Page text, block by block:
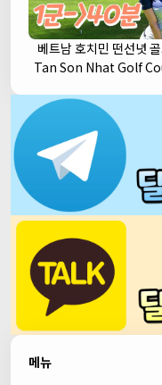
베트남 호치민 떤선녓
Tan Son Nhat Golf
메뉴